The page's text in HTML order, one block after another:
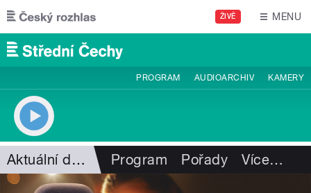
Přejít k hlavnímu obsahu
ŽIVĚ MENU
PROGRAM AUDIOARCHIV KAMERY
Aktuální dění Program Pořady Více…